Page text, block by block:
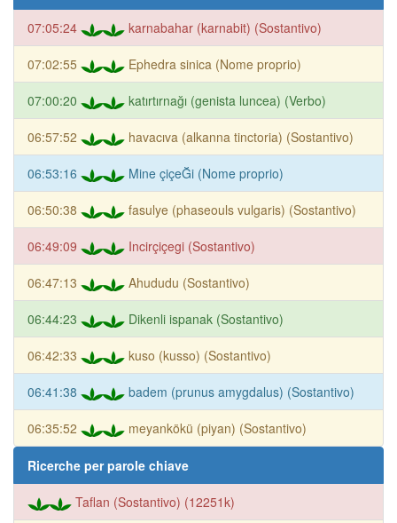
07:05:24 karnabahar (karnabit) (Sostantivo)
07:02:55 Ephedra sinica (Nome proprio)
07:00:20 katırtırnağı (genista luncea) (Verbo)
06:57:52 havacıva (alkanna tinctoria) (Sostantivo)
06:53:16 Mine çiçeĞi (Nome proprio)
06:50:38 fasulye (phaseouls vulgaris) (Sostantivo)
06:49:09 Incirçiçegi (Sostantivo)
06:47:13 Ahududu (Sostantivo)
06:44:23 Dikenli ispanak (Sostantivo)
06:42:33 kuso (kusso) (Sostantivo)
06:41:38 badem (prunus amygdalus) (Sostantivo)
06:35:52 meyankökü (piyan) (Sostantivo)
Ricerche per parole chiave
Taflan (Sostantivo) (12251k)